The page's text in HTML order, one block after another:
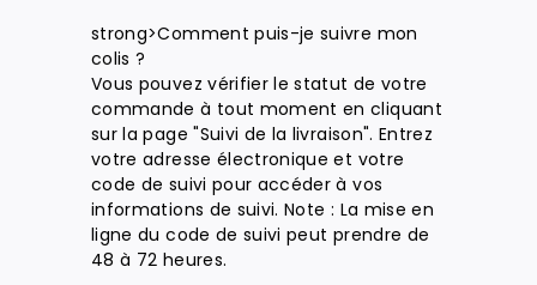
strong>Comment puis-je suivre mon
colis ?
Vous pouvez vérifier le statut de votre
commande à tout moment en cliquant
sur la page "Suivi de la livraison". Entrez
votre adresse électronique et votre
code de suivi pour accéder à vos
informations de suivi. Note : La mise en
ligne du code de suivi peut prendre de
48 à 72 heures.